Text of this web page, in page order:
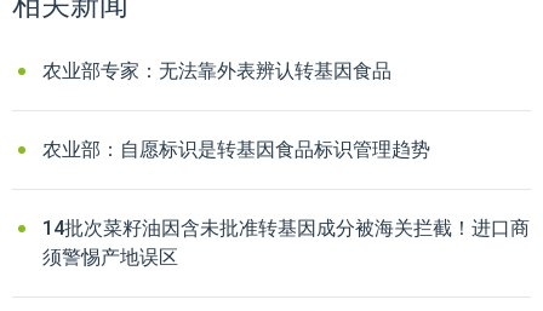
农业部专家：无法靠外表辨认转基因食品
农业部：自愿标识是转基因食品标识管理趋势
14批次菜籽油因含未批准转基因成分被海关拦截！进口商
须警惕产地误区